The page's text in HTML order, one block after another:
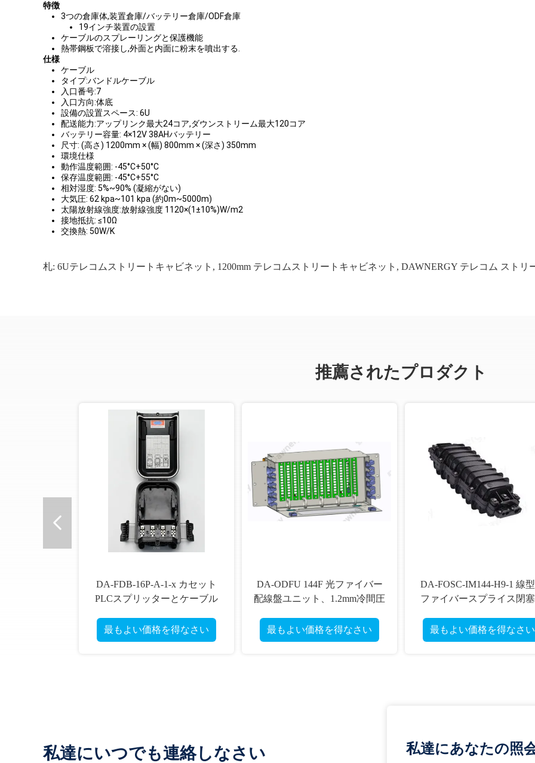
特徴
3つの倉庫体,装置倉庫/バッテリー倉庫/ODF倉庫
19インチ装置の設置
ケーブルのスプレーリングと保護機能
熱帯鋼板で溶接し,外面と内面に粉末を噴出する.
仕様
ケーブル
タイプ:バンドルケーブル
入口番号:7
入口方向:体底
設備の設置スペース: 6U
配送能力:アップリンク最大24コア,ダウンストリーム最大120コア
バッテリー容量: 4×12V 38AHバッテリー
尺寸: (高さ) 1200mm × (幅) 800mm × (深さ) 350mm
環境仕様
動作温度範囲: -45°C+50°C
保存温度範囲: -45°C+55°C
相対湿度: 5%~90% (凝縮がない)
大気圧: 62 kpa~101 kpa (約0m~5000m)
太陽放射線強度:放射線強度 1120×(1±10%)W/m2
接地抵抗: ≤10Ω
交換熱: 50W/K
札: 6Uテレコムストリートキャビネット , 1200mm テレコムストリートキャビネット , DAWNERGY テレコム ストリ
推薦されたプロダクト
DA-FDB-16P-A-1-x カセット
PLCスプリッターとケーブル
配電ボックス
最もよい価格を得なさい
DA-ODFU 144F 光ファイバー
配線盤ユニット、1.2mm冷間圧
構成用
最もよい価格を得なさい
DA-FOSC-IM144-H9-1 線
ファイバースプライス閉
最もよい価格を得なさい
私達にいつでも連絡しなさい 私達にあなたの照